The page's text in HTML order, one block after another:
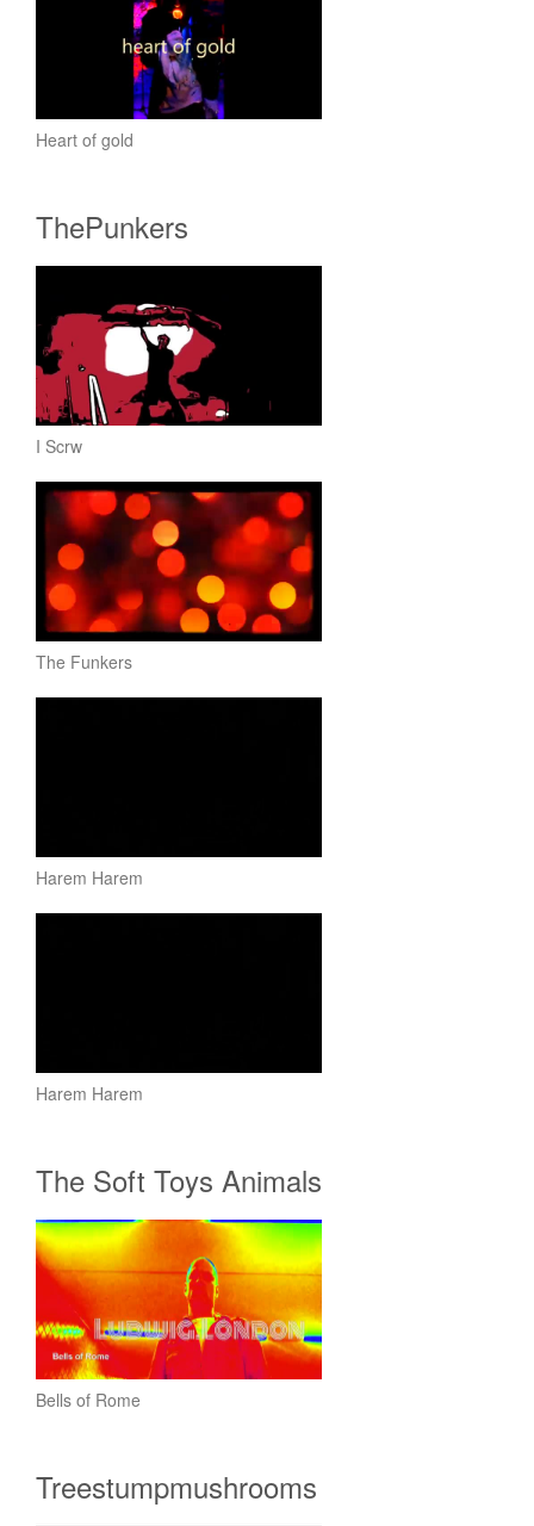
Heart of gold
ThePunkers
I Scrw
The Funkers
Harem Harem
Harem Harem
The Soft Toys Animals
Bells of Rome
Treestumpmushrooms